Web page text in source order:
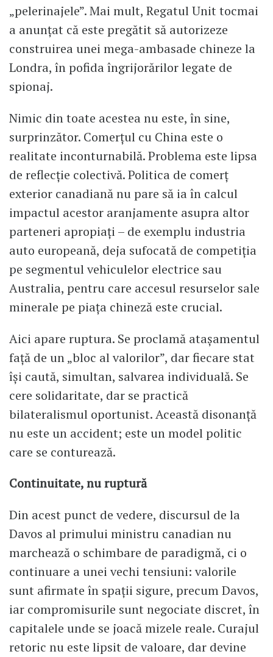
„pelerinajele”. Mai mult, Regatul Unit tocmai
a anunțat că este pregătit să autorizeze
construirea unei mega-ambasade chineze la
Londra, în pofida îngrijorărilor legate de
spionaj.
Nimic din toate acestea nu este, în sine,
surprinzător. Comerțul cu China este o
realitate inconturnabilă. Problema este lipsa
de reflecție colectivă. Politica de comerț
exterior canadiană nu pare să ia în calcul
impactul acestor aranjamente asupra altor
parteneri apropiați – de exemplu industria
auto europeană, deja sufocată de competiția
pe segmentul vehiculelor electrice sau
Australia, pentru care accesul resurselor sale
minerale pe piața chineză este crucial.
Aici apare ruptura. Se proclamă atașamentul
față de un „bloc al valorilor”, dar fiecare stat
își caută, simultan, salvarea individuală. Se
cere solidaritate, dar se practică
bilateralismul oportunist. Această disonanță
nu este un accident; este un model politic
care se conturează.
Continuitate, nu ruptură
Din acest punct de vedere, discursul de la
Davos al primului ministru canadian nu
marchează o schimbare de paradigmă, ci o
continuare a unei vechi tensiuni: valorile
sunt afirmate în spații sigure, precum Davos,
iar compromisurile sunt negociate discret, în
capitalele unde se joacă mizele reale. Curajul
retoric nu este lipsit de valoare, dar devine